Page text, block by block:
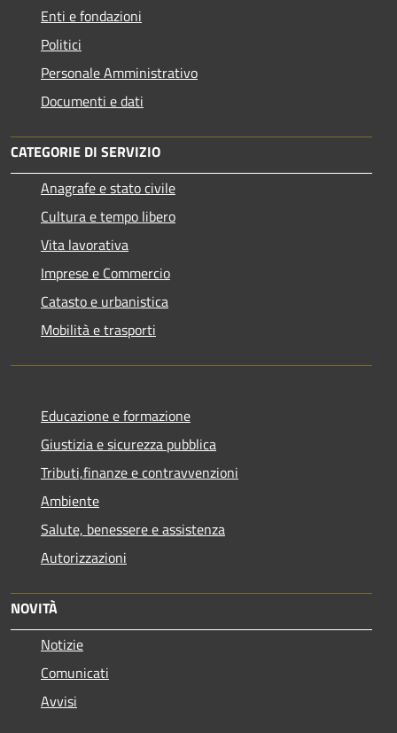
Enti e fondazioni
Politici
Personale Amministrativo
Documenti e dati
CATEGORIE DI SERVIZIO
Anagrafe e stato civile
Cultura e tempo libero
Vita lavorativa
Imprese e Commercio
Catasto e urbanistica
Mobilità e trasporti
Educazione e formazione
Giustizia e sicurezza pubblica
Tributi,finanze e contravvenzioni
Ambiente
Salute, benessere e assistenza
Autorizzazioni
NOVITÀ
Notizie
Comunicati
Avvisi